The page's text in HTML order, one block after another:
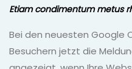
Etiam condimentum metus
Bei den neuesten Google
Besuchern jetzt die